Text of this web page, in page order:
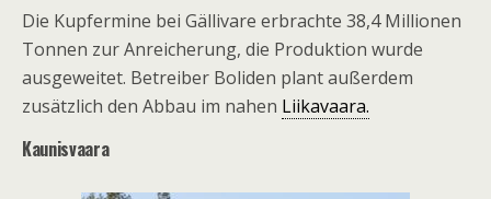
Die Kupfermine bei Gällivare erbrachte 38,4 Millionen
Tonnen zur Anreicherung, die Produktion wurde
ausgeweitet. Betreiber Boliden plant außerdem
zusätzlich den Abbau im nahen Liikavaara.
Kaunisvaara